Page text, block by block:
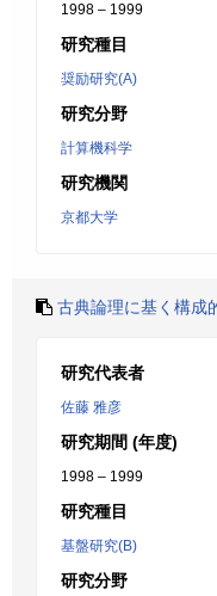
1998 – 1999
研究種目
奨励研究(A)
研究分野
計算機科学
研究機関
京都大学
古典論理に基く構成
研究代表者
佐藤 雅彦
研究期間 (年度)
1998 – 1999
研究種目
基盤研究(B)
研究分野